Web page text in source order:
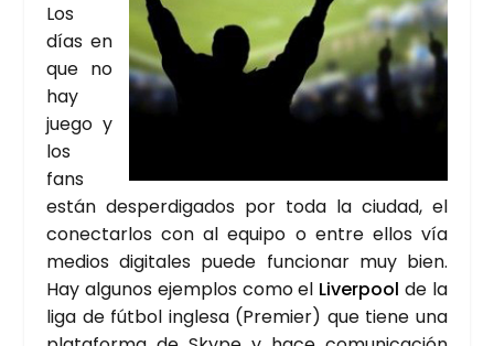
Los
días en
que no
hay
jue­go y
los
fans
están des­per­di­ga­dos por toda la ciu­dad, el
conec­tar­los con al equi­po o entre ellos vía
medios digi­ta­les pue­de fun­cio­nar muy bien.
Hay algu­nos ejem­plos como el Liver­pool de la
liga de fút­bol ingle­sa (Pre­mier) que tie­ne una